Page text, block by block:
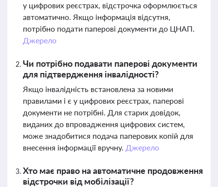
у цифрових реєстрах, відстрочка оформлюється
автоматично. Якщо інформація відсутня,
потрібно подати паперові документи до ЦНАП.
Джерело
Чи потрібно подавати паперові документи
для підтвердження інвалідності?
Якщо інвалідність встановлена за новими
правилами і є у цифрових реєстрах, паперові
документи не потрібні. Для старих довідок,
виданих до впровадження цифрових систем,
може знадобитися подача паперових копій для
внесення інформації вручну. Джерело
Хто має право на автоматичне продовження
відстрочки від мобілізації?